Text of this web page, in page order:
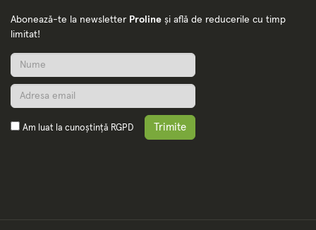
Abonează-te la newsletter Proline și află de reducerile cu timp
limitat!
Am luat la cunoștință RGPD Trimite